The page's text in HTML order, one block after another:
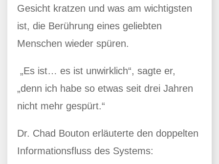
Gesicht kratzen und was am wichtigsten
ist, die Berührung eines geliebten
Menschen wieder spüren.
„Es ist… es ist unwirklich“, sagte er,
„denn ich habe so etwas seit drei Jahren
nicht mehr gespürt.“
Dr. Chad Bouton erläuterte den doppelten
Informationsfluss des Systems: